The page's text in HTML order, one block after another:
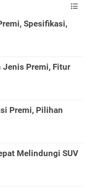
Spesifikasi,
Jenis Premi, Fitur
Premi, Pilihan
Melindungi SUV